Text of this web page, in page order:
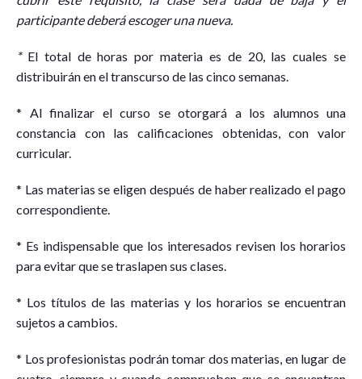
participante deberá escoger una nueva.
* El total de horas por materia es de 20, las cuales se
distribuirán en el transcurso de las cinco semanas.
* Al finalizar el curso se otorgará a los alumnos una
constancia con las calificaciones obtenidas, con valor
curricular.
* Las materias se eligen después de haber realizado el pago
correspondiente.
* Es indispensable que los interesados revisen los horarios
para evitar que se traslapen sus clases.
* Los títulos de las materias y los horarios se encuentran
sujetos a cambios.
* Los profesionistas podrán tomar dos materias, en lugar de